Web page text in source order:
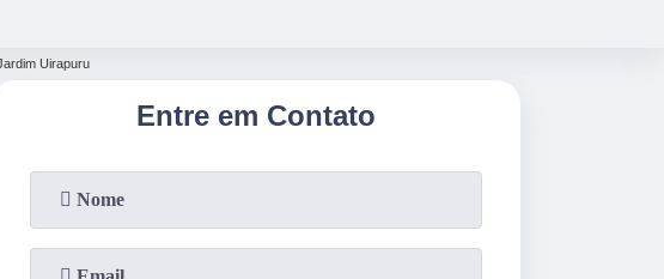
Uirapuru
Entre em Contato